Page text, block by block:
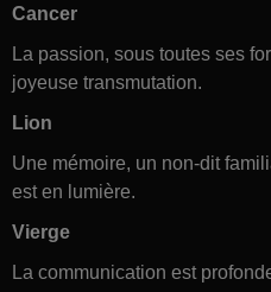
Cancer
La passion, sous toutes ses
joyeuse transmutation.
Lion
Une mémoire, un non-dit
est en lumière.
Vierge
La communication est